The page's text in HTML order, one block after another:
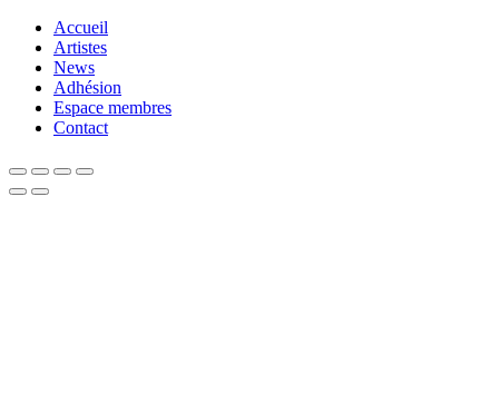
Accueil
Artistes
News
Adhésion
Espace membres
Contact